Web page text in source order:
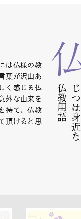
じつは身近な
仏教用語
は仏様の教
葉が沢山あ
く感じる仏
外な由来を
持て、仏教
頂けると思